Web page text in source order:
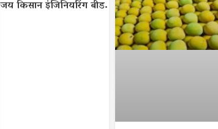
जय किसान इंजिनियरिंग बीड.